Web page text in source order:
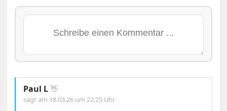
Paul L👋
sagt am 18.03.26 um 22:25 Uhr